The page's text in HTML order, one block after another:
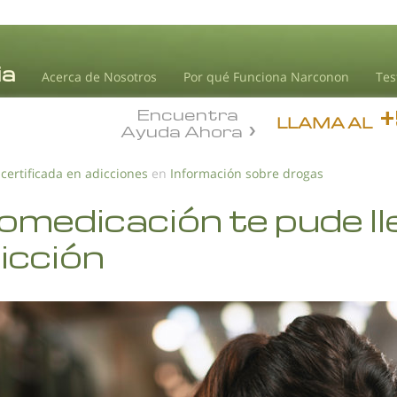
Acerca de Nosotros Por qué Funciona Narconon
LLAMA AL
Encuentra
Ayuda Ahora
en adicciones en Información sobre drogas
te pude